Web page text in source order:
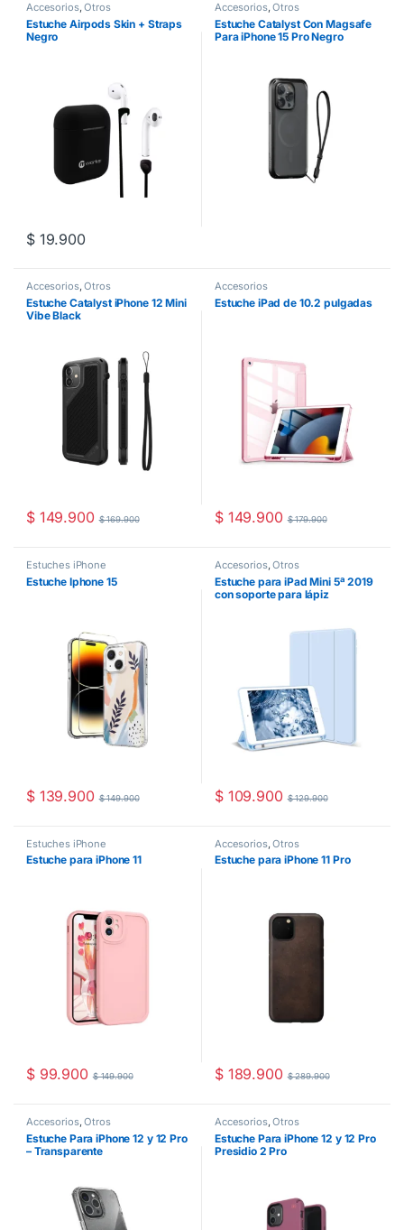
Accesorios,Otros
Estuche Airpods Skin + Straps
Negro
$19.900
Accesorios,Otros
Estuche Catalyst Con Magsafe
Para iPhone 15 Pro Negro
Accesorios,Otros
Estuche Catalyst iPhone 12 Mini
Vibe Black
$149.900 $169.900
Accesorios
Estuche iPad de 10.2 pulgadas
$149.900 $179.900
Estuches iPhone
Estuche Iphone 15
$139.900 $149.900
Accesorios,Otros
Estuche para iPad Mini 5ª 2019
con soporte para lápiz
$109.900 $129.900
Estuches iPhone
Estuche para iPhone 11
$99.900 $149.900
Accesorios,Otros
Estuche para iPhone 11 Pro
$189.900 $289.900
Accesorios,Otros
Estuche Para iPhone 12 y 12 Pro
– Transparente
Accesorios,Otros
Estuche Para iPhone 12 y 12 Pro
Presidio 2 Pro